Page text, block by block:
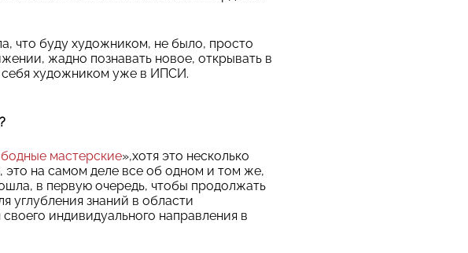
что буду художником, не было, просто
жадно познавать новое, открывать в
себя художником уже в ИПСИ.
?
мастерские»,хотя это несколько
на самом деле все об одном и том же,
в первую очередь, чтобы продолжать
углубления знаний в области
индивидуального направления в